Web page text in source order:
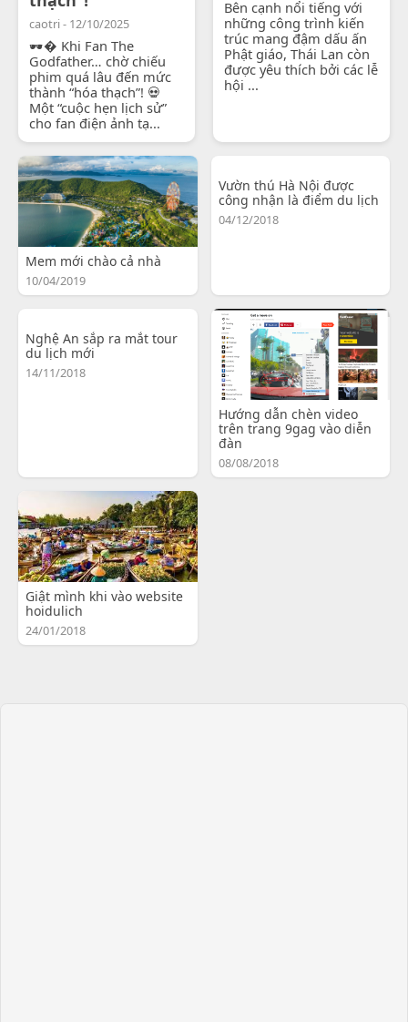
caotri - 12/10/2025
🕶� Khi Fan The
Godfather… chờ chiếu
phim quá lâu đến mức
thành “hóa thạch”! 💀
Một “cuộc hẹn lịch sử”
cho fan điện ảnh tạ...
Bên cạnh nổi tiếng với
những công trình kiến
trúc mang đậm dấu ấn
Phật giáo, Thái Lan còn
được yêu thích bởi các lễ
hội ...
Mem mới chào cả nhà
10/04/2019
Vườn thú Hà Nội được
công nhận là điểm du lịch
04/12/2018
Nghệ An sắp ra mắt tour
du lịch mới
14/11/2018
Hướng dẫn chèn video
trên trang 9gag vào diễn
đàn
08/08/2018
Giật mình khi vào website
hoidulich
24/01/2018